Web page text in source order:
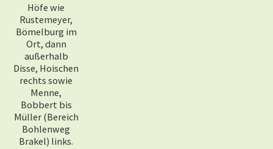
Höfe wie
Rustemeyer,
Bömelburg im
Ort, dann
außerhalb
Disse, Hoischen
rechts sowie
Menne,
Bobbert bis
Müller (Bereich
Bohlenweg
Brakel) links.